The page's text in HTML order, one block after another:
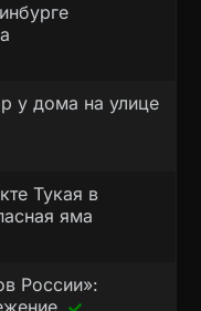
у дома на улице
Тукая в
яма
России»: